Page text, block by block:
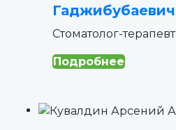
Гаджибубаевич
Cтоматолог-терапевт
Подробнее